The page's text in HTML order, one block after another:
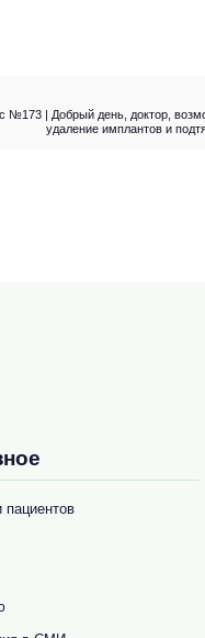
№173 | Добрый день, доктор,
удаление имплантов и
пациентов